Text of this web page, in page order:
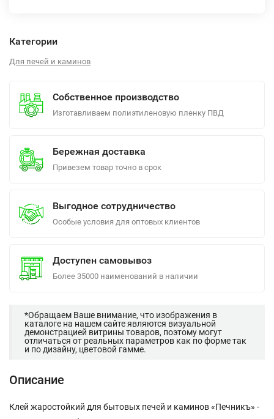
Категории
Для печей и каминов
Собственное производство
Изготавливаем полиэтиленовую пленку ПВД
Бережная доставка
Привезем товар точно в срок
Выгодное сотрудничество
Особые условия для оптовых клиентов
Доступен самовывоз
Более 35000 наименований в наличии
*Обращаем Ваше внимание, что изображения в
каталоге на нашем сайте являются визуальной
демонстрацией витрины товаров, поэтому могут
отличаться от реальных параметров как по форме так
и по дизайну, цветовой гамме.
Описание
Клей жаростойкий для бытовых печей и каминов «Печникъ» -